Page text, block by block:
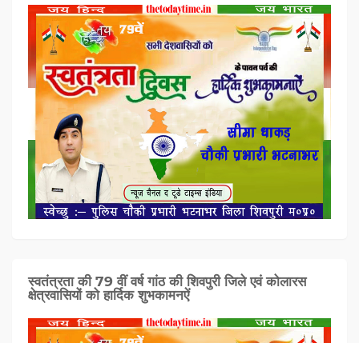
स्वतंत्रता की 79 वीं वर्ष गांठ की शिवपुरी जिले एवं कोलारस
क्षेत्रवासियों को हार्दिक शुभकामनऐं